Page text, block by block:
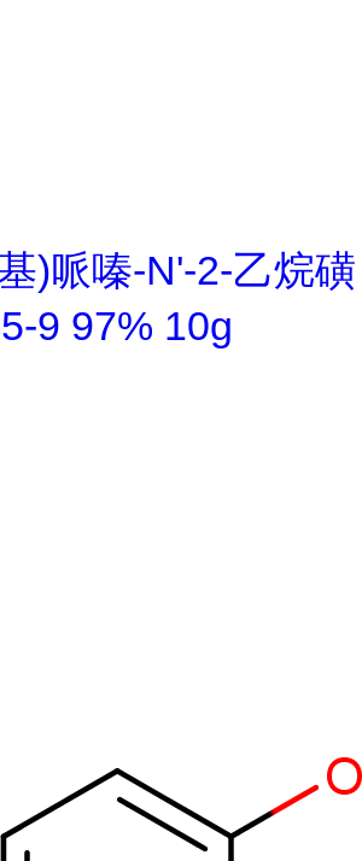
)哌嗪-N'-2-乙烷磺
9 97% 10g